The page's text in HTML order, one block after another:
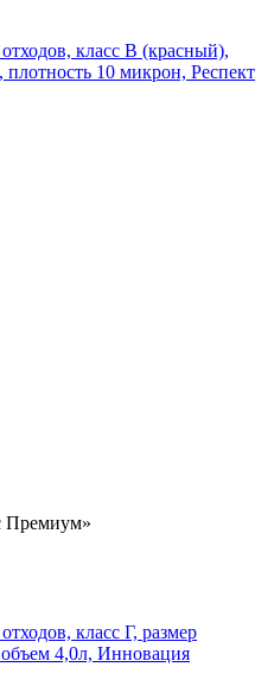
класс В (красный),
10 микрон, Респект
Премиум»
класс Г, размер
4,0л, Инновация